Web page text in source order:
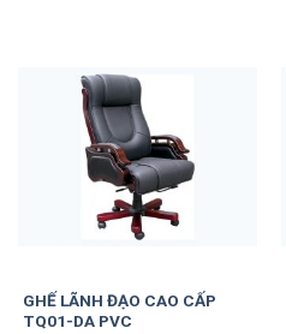
GHẾ LÃNH ĐẠO CAO CẤP
TQ01-DA PVC